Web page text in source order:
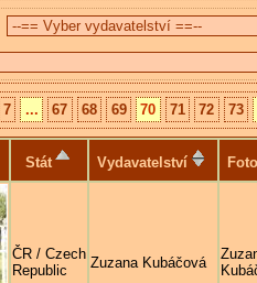
7 ... 67 68 69 70 71 72 73
Stát Vydavatelství
ČR / Czech
Republic
Zuzana Kubáčová